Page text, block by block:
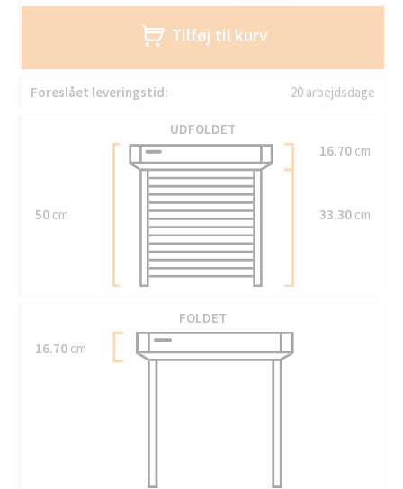
Tilføj til kurv
Foreslået leveringstid: 20 arbejdsdage
UDFOLDET
50 cm
16.70cm
33.30cm
FOLDET
16.70 cm